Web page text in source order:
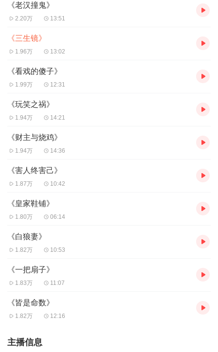
《老汉撞鬼》
2.20万 13:51
《三生镜》
1.96万 13:02
《看戏的傻子》
1.99万 12:31
《玩笑之祸》
1.94万 14:21
《财主与烧鸡》
1.94万 14:36
《害人终害己》
1.87万 10:42
《皇家鞋铺》
1.80万 06:14
《白狼妻》
1.82万 10:53
《一把扇子》
1.83万 11:07
《皆是命数》
1.82万 12:16
主播信息